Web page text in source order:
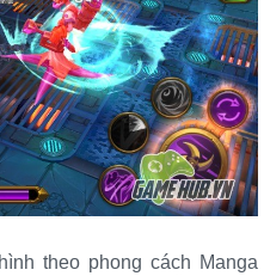
theo phong cách Manga